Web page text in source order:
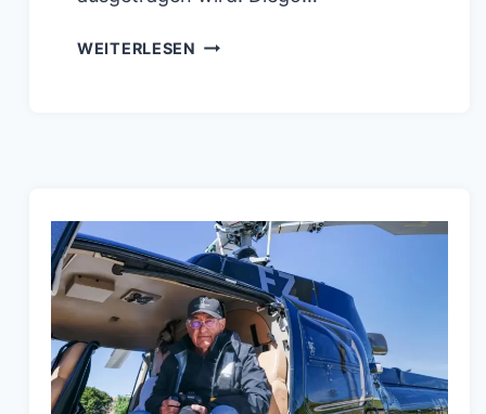
WEITERLESEN 38.
NAUTICA
WIRD
STRATEGISCHER
PARTNER
DER
MARINEINDUSTRIE